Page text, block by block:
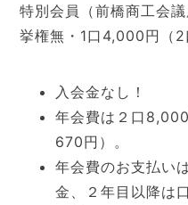
特別会員（前橋商工会
挙権無・1口4,000円（2
入会金なし！
年会費は２口
670円）。
年会費のお支払い
金、２年目以降は